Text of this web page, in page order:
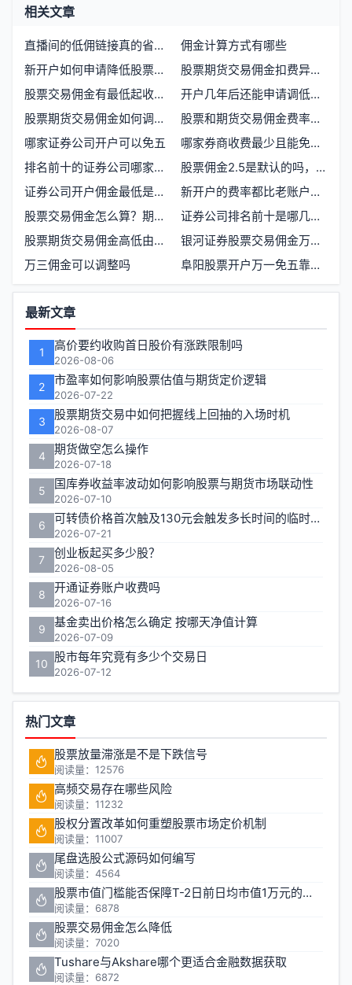
相关文章
直播间的低佣链接真的省钱吗？揭秘开户佣金背后的猫腻
佣金计算方式有哪些
新开户如何申请降低股票期货交易佣金
股票期货交易佣金扣费异常如何自助维权
股票交易佣金有最低起收标准吗
开户几年后还能申请调低股票佣金吗
股票期货交易佣金如何调低至最优水平
股票和期货交易佣金费率如何影响你的盈利空间
哪家证券公司开户可以免五
哪家券商收费最少且能免除五元限制，个人开通低佣金账户需要满足哪些资金条件
排名前十的证券公司哪家佣金低
股票佣金2.5是默认的吗，能不能调低？
证券公司开户佣金最低是多少
新开户的费率都比老账户的低吗
股票交易佣金怎么算？期货佣金和证券有何不同？
证券公司排名前十是哪几家？交易手续费最低多少
股票期货交易佣金高低由哪些因素决定
银河证券股票交易佣金万一免五怎么办理？低佣金账户开户流程
万三佣金可以调整吗
阜阳股票开户万一免五靠谱吗
功
能
区
最新文章
1 高价要约收购首日股价有涨跌限制吗
2026-08-06
2 市盈率如何影响股票估值与期货定价逻辑
2026-07-22
3 股票期货交易中如何把握线上回抽的入场时机
2026-08-07
4 期货做空怎么操作
2026-07-18
5 国库券收益率波动如何影响股票与期货市场联动性
2026-07-10
6 可转债价格首次触及130元会触发多长时间的临时停牌
2026-07-21
7 创业板起买多少股？
2026-08-05
8 开通证券账户收费吗
2026-07-16
9 基金卖出价格怎么确定 按哪天净值计算
2026-07-09
10 股市每年究竟有多少个交易日
2026-07-12
热门文章
股票放量滞涨是不是下跌信号
阅读量：12576
高频交易存在哪些风险
阅读量：11232
股权分置改革如何重塑股票市场定价机制
阅读量：11007
尾盘选股公式源码如何编写
阅读量：4564
股票市值门槛能否保障T-2日前日均市值1万元的投资安全
阅读量：6878
股票交易佣金怎么降低
阅读量：7020
Tushare与Akshare哪个更适合金融数据获取
阅读量：6872